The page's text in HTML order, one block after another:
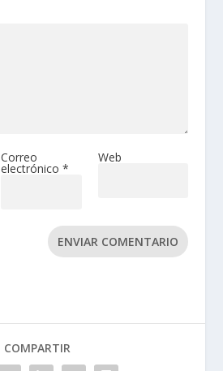
Correo
electrónico *
Web
ENVIAR COMENTARIO
COMPARTIR